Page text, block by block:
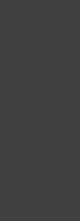
Begynn